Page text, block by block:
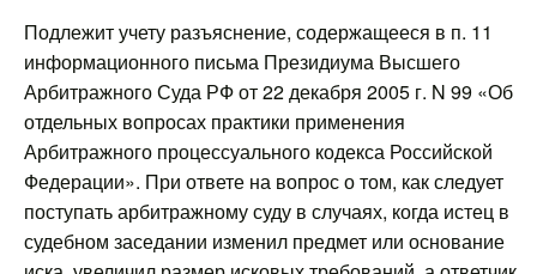
Подлежит учету разъяснение, содержащееся в п. 11
информационного письма Президиума Высшего
Арбитражного Суда РФ от 22 декабря 2005 г. N 99 «Об
отдельных вопросах практики применения
Арбитражного процессуального кодекса Российской
Федерации». При ответе на вопрос о том, как следует
поступать арбитражному суду в случаях, когда истец в
судебном заседании изменил предмет или основание